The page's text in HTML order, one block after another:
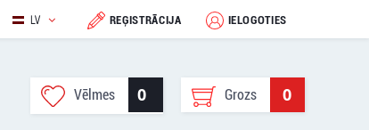
LV REĢISTRĀCIJA IELOGOTIES
Vēlmes 0 Grozs 0